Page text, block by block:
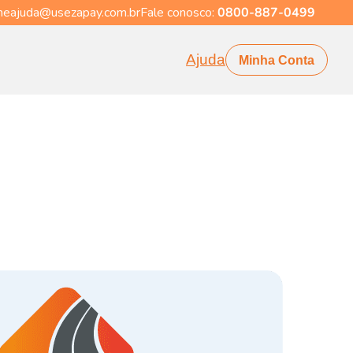
Fale conosco: 0800-887-0499
Ajuda Minha Conta